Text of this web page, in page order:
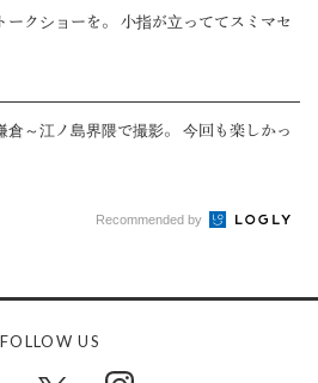
ークショーを。 小指が立っててスミマセ
倉～江ノ島界隈で撮影。 今回も楽しかっ
Recommended by
FOLLOW US